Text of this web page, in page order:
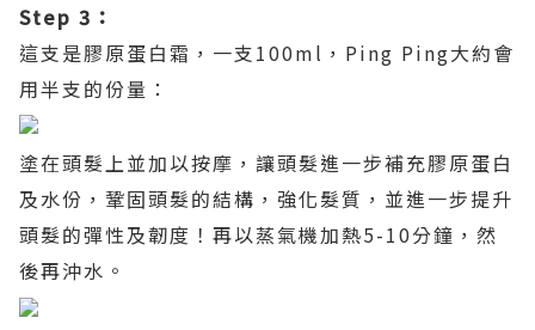
Step 3 ：
這支是膠原蛋白霜，一支100ml ， Ping Ping大約會
用半支的份量：
塗在頭髮上並加以按摩，讓頭髮進一步補充膠原蛋白
及水份，鞏固頭髮的結構，強化髮質，並進一步提升
頭髮的彈性及韌度！再以蒸氣機加熱5-10分鐘，然
後再沖水。